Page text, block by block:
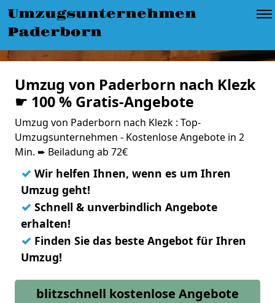
Umzugsunternehmen
Paderborn
Umzug von Paderborn nach Klezk
☛ 100 % Gratis-Angebote
Umzug von Paderborn nach Klezk : Top-
Umzugsunternehmen - Kostenlose Angebote in 2
Min. ➨ Beiladung ab 72€
✓ Wir helfen Ihnen, wenn es um Ihren
Umzug geht!
✓ Schnell & unverbindlich Angebote
erhalten!
✓ Finden Sie das beste Angebot für Ihren
Umzug!
blitzschnell kostenlose Angebote